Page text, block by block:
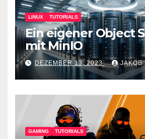
LINUX TUTORIALS
Ein eigener Object
mit MinIO
DEZEMBER 13, 2023 JAKOB
GAMING TUTORIALS